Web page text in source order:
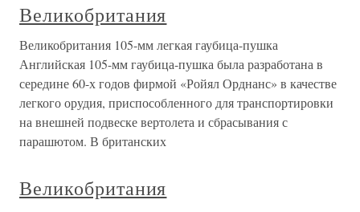
Великобритания
Великобритания 105-мм легкая гаубица-пушка
Английская 105-мм гаубица-пушка была разработана в
середине 60-х годов фирмой «Ройял Орднанс» в качестве
легкого орудия, приспособленного для транспортировки
на внешней подвеске вертолета и сбрасывания с
парашютом. В британских
Великобритания